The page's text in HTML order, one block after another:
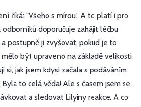
říká: "Všeho s mírou." A to platí i pro
odborníků doporučuje zahájit léčbu
postupně ji zvyšovat, pokud je to
být upraveno na základě velikosti
si, jak jsem kdysi začala s podáváním
Byla to celá věda! Ale s časem jsem se
a sledovat Lilyiny reakce. A co